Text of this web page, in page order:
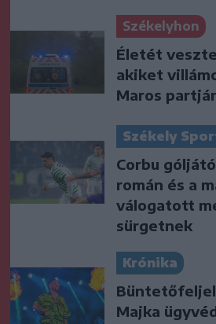
Székelyhon
Életét
akiket
Maros
Székely
Corbu
román és a
válogatott
sürgetnek
Krónika
Majka